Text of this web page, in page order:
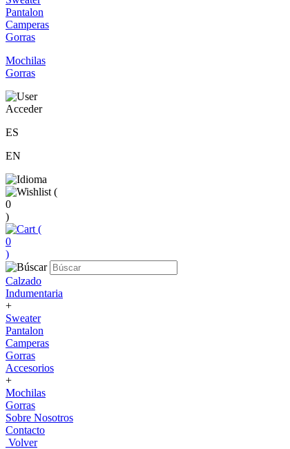
Pantalon
Camperas
Gorras
Mochilas
Gorras
Acceder
ES
EN
(
0
)
(
0
)
Calzado
Indumentaria
+
Sweater
Pantalon
Camperas
Gorras
Accesorios
+
Mochilas
Gorras
Sobre Nosotros
Contacto
Volver